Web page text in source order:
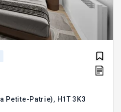
Petite-Patrie), H1T 3K3